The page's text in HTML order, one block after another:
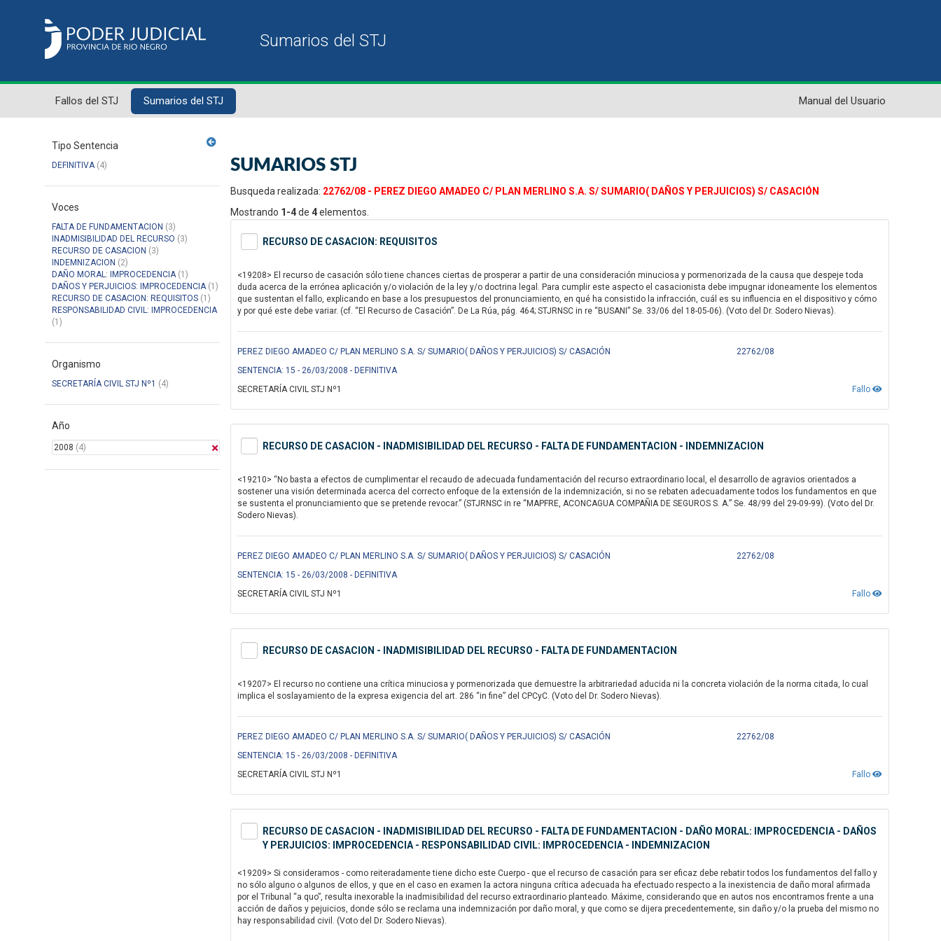
Fallos del STJ Sumarios del STJ Manual del Usuario
Tipo Sentencia
DEFINITIVA(4)
Voces
FALTA DE FUNDAMENTACION (3)
INADMISIBILIDAD DEL RECURSO (3)
RECURSO DE CASACION (3)
INDEMNIZACION (2)
DAÑO MORAL: IMPROCEDENCIA(1)
DAÑOS Y PERJUICIOS: IMPROCEDENCIA(1)
RECURSO DE CASACION: REQUISITOS (1)
RESPONSABILIDAD CIVIL: IMPROCEDENCIA
(1)
Organismo
SECRETARÍA CIVIL STJ Nº1 (4)
Año
2008 (4)
SUMARIOS STJ
Busqueda realizada: 22762/08 - PEREZ DIEGO AMADEO C/ PLAN MERLINO S.A. S/ SUMARIO( DAÑOS Y PERJUICIOS) S/ CASACIÓN
Mostrando 1-4de 4elementos.
RECURSO DE CASACION: REQUISITOS
<19208> El recurso de casación sólo tiene chances ciertas de prosperar a partir de una consideración minuciosa y pormenorizada de la causa que despeje toda
duda acerca de la errónea aplicación y/o violación de la ley y/o doctrina legal. Para cumplir este aspecto el casacionista debe impugnar idoneamente los elementos
que sustentan el fallo, explicando en base a los presupuestos del pronunciamiento, en qué ha consistido la infracción, cuál es su influencia en el dispositivo y cómo
y por qué este debe variar. (cf. “El Recurso de Casación”. De La Rúa, pág. 464; STJRNSC in re “BUSANI” Se. 33/06 del 18-05-06). (Voto del Dr. Sodero Nievas).
PEREZ DIEGO AMADEO C/ PLAN MERLINO S.A. S/ SUMARIO( DAÑOS Y PERJUICIOS) S/ CASACIÓN
22762/08
SENTENCIA: 15 - 26/03/2008 - DEFINITIVA
Fallo
SECRETARÍA CIVIL STJ Nº1
RECURSO DE CASACION - INADMISIBILIDAD DEL RECURSO - FALTA DE FUNDAMENTACION - INDEMNIZACION
<19210> “No basta a efectos de cumplimentar el recaudo de adecuada fundamentación del recurso extraordinario local, el desarrollo de agravios orientados a
sostener una visión determinada acerca del correcto enfoque de la extensión de la indemnización, si no se rebaten adecuadamente todos los fundamentos en que
se sustenta el pronunciamiento que se pretende revocar.” (STJRNSC in re “MAPFRE, ACONCAGUA COMPAÑIA DE SEGUROS S. A.” Se. 48/99 del 29-09-99). (Voto del Dr.
Sodero Nievas).
PEREZ DIEGO AMADEO C/ PLAN MERLINO S.A. S/ SUMARIO( DAÑOS Y PERJUICIOS) S/ CASACIÓN
22762/08
SENTENCIA: 15 - 26/03/2008 - DEFINITIVA
Fallo
SECRETARÍA CIVIL STJ Nº1
RECURSO DE CASACION - INADMISIBILIDAD DEL RECURSO - FALTA DE FUNDAMENTACION
<19207> El recurso no contiene una crítica minuciosa y pormenorizada que demuestre la arbitrariedad aducida ni la concreta violación de la norma citada, lo cual
implica el soslayamiento de la expresa exigencia del art. 286 “in fine” del CPCyC. (Voto del Dr. Sodero Nievas).
PEREZ DIEGO AMADEO C/ PLAN MERLINO S.A. S/ SUMARIO( DAÑOS Y PERJUICIOS) S/ CASACIÓN
22762/08
SENTENCIA: 15 - 26/03/2008 - DEFINITIVA
Fallo
SECRETARÍA CIVIL STJ Nº1
RECURSO DE CASACION - INADMISIBILIDAD DEL RECURSO - FALTA DE FUNDAMENTACION - DAÑO MORAL: IMPROCEDENCIA - DAÑOS
Y PERJUICIOS: IMPROCEDENCIA - RESPONSABILIDAD CIVIL: IMPROCEDENCIA - INDEMNIZACION
<19209> Si consideramos - como reiteradamente tiene dicho este Cuerpo - que el recurso de casación para ser eficaz debe rebatir todos los fundamentos del fallo y
no sólo alguno o algunos de ellos, y que en el caso en examen la actora ninguna crítica adecuada ha efectuado respecto a la inexistencia de daño moral afirmada
por el Tribunal “a quo”, resulta inexorable la inadmisibilidad del recurso extraordinario planteado. Máxime, considerando que en autos nos encontramos frente a una
acción de daños y pejuicios, donde sólo se reclama una indemnización por daño moral, y que como se dijera precedentemente, sin daño y/o la prueba del mismo no
hay responsabilidad civil. (Voto del Dr. Sodero Nievas).